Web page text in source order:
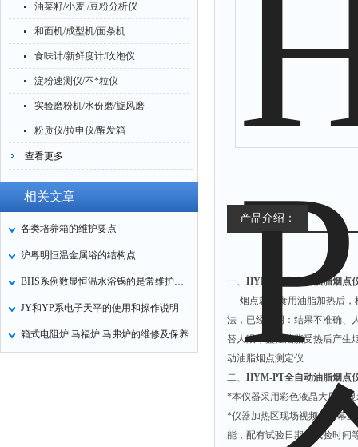
油菜籽/小麦 /豆粉分析仪
和面机/成型机/面条机
食味计/新鲜度计/吹泡仪
淀粉速测仪/不*粒仪
实验磨粉机/水份磨/旋风磨
粉质仪/拉申仪/醒发箱
查看更多
相关文章
各类培养箱的维护要点
沪粤明恒温金属浴的结构点
BHS系例数显恒温水浴锅的是常维护保养
JY和YP系电子天平的使用和操作说明
箱式电阻炉.马福炉.马弗炉的维修及保养
产品介绍：
一、 HYM-PT
全自动油脂烟点
烟点就是食用油脂加热后
法，已经证明：结果不准确、
替人眼，监控油脂受热后产生
动油脂烟点测定仪.
二、 HYM-PT全自动油脂烟点
*本仪器采用彩色液晶大屏幕
*仪器加热区现场视频，屏幕
能，配有试验日期、试验时间